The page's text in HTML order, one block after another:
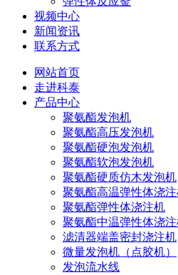
视频中心
新闻资讯
联系方式
网站首页
走进科泰
产品中心
聚氨酯发泡机
聚氨酯高压发泡机
聚氨酯硬泡发泡机
聚氨酯软泡发泡机
聚氨酯硬质仿木发泡机
聚氨酯高温弹性体浇
聚氨酯弹性体浇注机
聚氨酯中温弹性体浇
滤清器端盖密封浇注机
微量发泡机（点胶机）
发泡流水线